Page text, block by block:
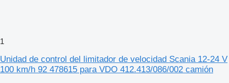
1
Unidad de control del limitador de velocidad Scania 12-24 V
100 km/h 92 478615 para VDO 412.413/086/002 camión